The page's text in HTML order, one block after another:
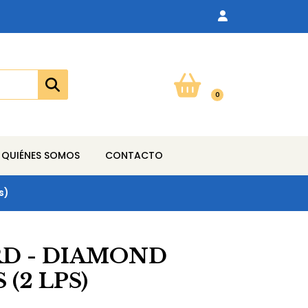
0
QUIÉNES SOMOS CONTACTO
- DIAMOND
(2 LPS)